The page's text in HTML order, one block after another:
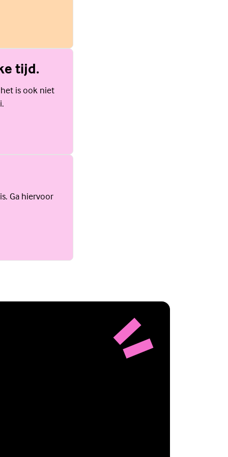
tijd.
is ook niet
Ga hiervoor